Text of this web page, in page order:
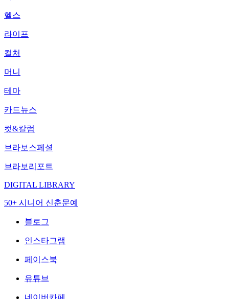
헬스
라이프
컬처
머니
테마
카드뉴스
컷&칼럼
브라보스페셜
브라보리포트
DIGITAL LIBRARY
50+ 시니어 신춘문예
블로그
인스타그램
페이스북
유튜브